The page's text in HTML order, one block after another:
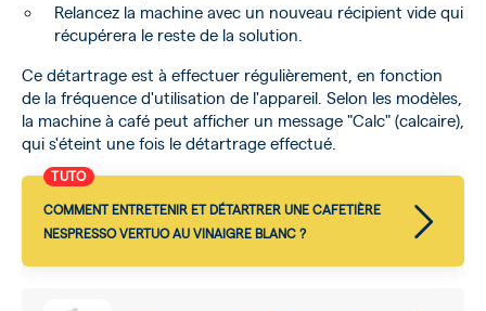
Relancez la machine avec un nouveau récipient vide qui
récupérera le reste de la solution.
Ce détartrage est à effectuer régulièrement, en fonction
de la fréquence d'utilisation de l'appareil. Selon les modèles,
la machine à café peut afficher un message "Calc" (calcaire),
qui s'éteint une fois le détartrage effectué.
COMMENT ENTRETENIR ET DÉTARTRER UNE CAFETIÈRE
NESPRESSO VERTUO AU VINAIGRE BLANC ?
TUTO